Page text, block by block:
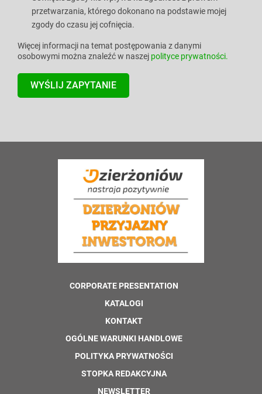
przetwarzania, którego dokonano na podstawie mojej
zgody do czasu jej cofnięcia.
Więcej informacji na temat postępowania z danymi
osobowymi można znaleźć w naszej polityce prywatności.
CORPORATE PRESENTATION
KATALOGI
KONTAKT
OGÓLNE WARUNKI HANDLOWE
POLITYKA PRYWATNOŚCI
STOPKA REDAKCYJNA
NEWSLETTER